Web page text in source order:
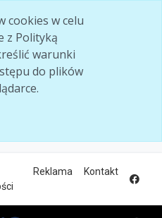
cookies w celu
z Polityką
warunki
do plików
Reklama Kontakt